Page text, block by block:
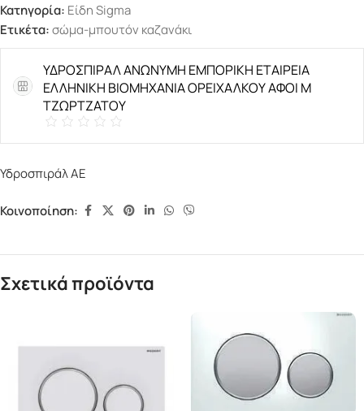
Κατηγορία: Είδη Sigma
Ετικέτα:σώμα-μπουτόν καζανάκι
ΥΔΡΟΣΠΙΡΑΛ ΑΝΩΝΥΜΗ ΕΜΠΟΡΙΚΗ ΕΤΑΙΡΕΙΑ
ΕΛΛΗΝΙΚΗ ΒΙΟΜΗΧΑΝΙΑ ΟΡΕΙΧΑΛΚΟΥ ΑΦΟΙ Μ
ΤΖΩΡΤΖΑΤΟΥ
Υδροσπιράλ ΑΕ
Κοινοποίηση:
Σχετικά προϊόντα